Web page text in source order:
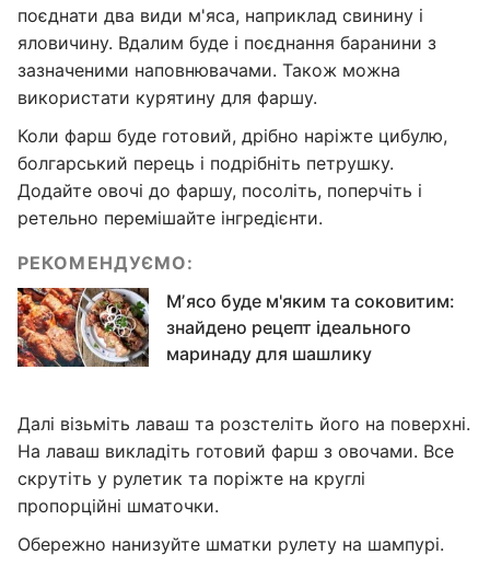
поєднати два види м'яса, наприклад свинину і
яловичину. Вдалим буде і поєднання баранини з
зазначеними наповнювачами. Також можна
використати курятину для фаршу.
Коли фарш буде готовий, дрібно наріжте цибулю,
болгарський перець і подрібніть петрушку.
Додайте овочі до фаршу, посоліть, поперчіть і
ретельно перемішайте інгредієнти.
РЕКОМЕНДУЄМО:
Мʼясо буде м'яким та соковитим:
знайдено рецепт ідеального
маринаду для шашлику
Далі візьміть лаваш та розстеліть його на поверхні.
На лаваш викладіть готовий фарш з овочами. Все
скрутіть у рулетик та поріжте на круглі
пропорційні шматочки.
Обережно нанизуйте шматки рулету на шампурі.